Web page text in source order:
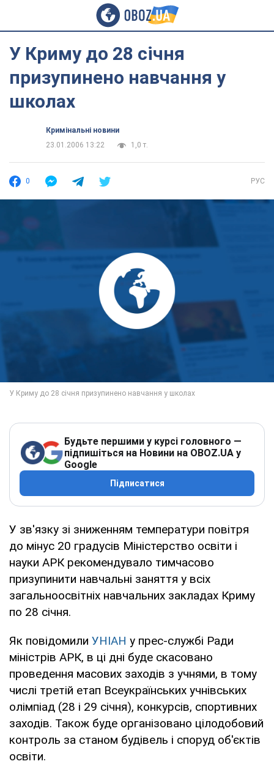
У Криму до 28 січня
призупинено навчання у
школах
Кримінальні новини
23.01.2006 13:22
1,0 т.
0 РУС
Будьте першими у курсі головного —
підпишіться на Новини на OBOZ.UA у
Google
Підписатися
У зв'язку зі зниженням температури повітря
до мінус 20 градусів Міністерство освіти і
науки АРК рекомендувало тимчасово
призупинити навчальні заняття у всіх
загальноосвітніх навчальних закладах Криму
по 28 січня.
Як повідомили УНІАН у прес-службі Ради
міністрів АРК, в ці дні буде скасовано
проведення масових заходів з учнями, в тому
числі третій етап Всеукраїнських учнівських
олімпіад (28 і 29 січня), конкурсів, спортивних
заходів. Також буде організовано цілодобовий
контроль за станом будівель і споруд об'єктів
освіти.